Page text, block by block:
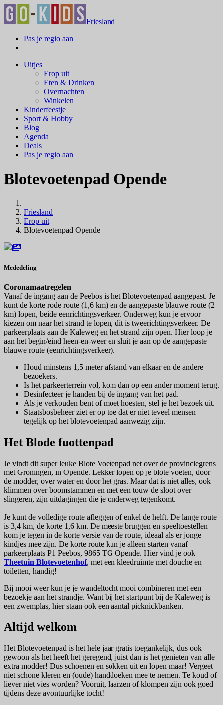
Friesland
Pas je regio aan
Uitjes
Erop uit
Eten & Drinken
Overnachten
Winkelen
Kinderfeestje
Sport & Hobby
Blog
Agenda
Deals
Pas je regio aan
Blotevoetenpad Opende
Friesland
Erop uit
Blotevoetenpad Opende
Mededeling
Coronamaatregelen
Vanaf de ingang aan de Peebos is het Blotevoetenpad aangepast. Je
kunt de korte rode route (1,6 km) en de aangepaste blauwe route (2
km) lopen, beide eenrichtingsverkeer. Onderweg kun je ervoor
kiezen om naar het strand te lopen, dit is tweerichtingsverkeer. De
parkeerplaats aan de Kaleweg en het strand zijn open. Hier loop je
aan het begin/eind heen-en-weer en sluit je aan op de aangepaste
blauwe route (eenrichtingsverkeer).
Houd minstens 1,5 meter afstand van elkaar en de andere
bezoekers.
Is het parkeerterrein vol, kom dan op een ander moment terug.
Desinfecteer je handen bij de ingang van het pad.
Als je verkouden bent of moet hoesten, stel je het bezoek uit.
Staatsbosbeheer ziet er op toe dat er niet teveel mensen
tegelijk op het blotevoetenpad aanwezig zijn.
Het Blode fuottenpad
Je vindt dit super leuke Blote Voetenpad net over de provinciegrens
met Groningen, in Opende. Lekker lopen op je blote voeten, door
de modder, over water en door het gras. Maar dat is niet alles, ook
klimmen over boomstammen en met een touw de sloot over
slingeren, zijn uitdagingen die je onderweg tegenkomt.
Je kunt de volledige route afleggen of enkel de helft. De lange route
is 3,4 km, de korte 1,6 km. De meeste bruggen en speeltoestellen
kom je tegen in de korte versie van de route, ideaal als er jonge
kindjes mee zijn. De korte route kun je alleen starten vanaf
parkeerplaats P1 Peebos, 9865 TG Opende. Hier vind je ook
Theetuin Blotevoetenhof, met een kleedruimte met douche en
toiletten, handig!
Bij mooi weer kun je je wandeltocht mooi combineren met een
bezoekje aan het strandje. Want bij het startpunt bij de Kaleweg is
een zwemplas, hier staan ook een aantal picknickbanken.
Altijd welkom
Het Blotevoetenpad is het hele jaar gratis toegankelijk, dus ook
gewoon als het heeft het geregend, juist dan is het genieten van alle
extra modder! Dus schoenen en sokken uit en lopen maar! Vergeet
niet schone kleren en (oude) handdoeken mee te nemen. Te koud of
liever niet vies worden? Vooruit, laarzen of klompen zijn ook goed
tijdens deze avontuurlijke tocht!